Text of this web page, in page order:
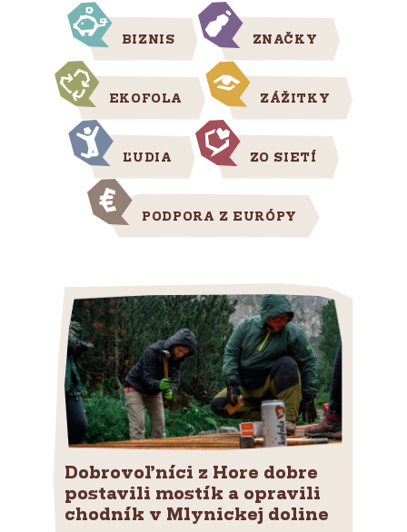
BIZNIS ZNAČKY
EKOFOLA ZÁŽITKY
ĽUDIA ZO SIETÍ
PODPORA Z EURÓPY
Dobrovoľníci z Hore dobre
postavili mostík a opravili
chodník v Mlynickej doline